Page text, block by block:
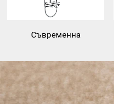
Съвременна
за душ с три функции,
бронзов клапан на прът